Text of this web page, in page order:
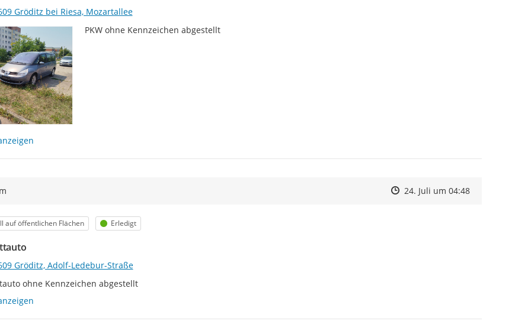
Gröditz bei Riesa, Mozartallee
PKW ohne Kennzeichen abgestellt
Zeitpunkt des Erstellens
Zeitpunkt des Erstellens
24. Juli um 04:48Zur Äußerung
auf öffentlichen Flächen Status
Erledigt
Gröditz, Adolf-Ledebur-Straße
ohne Kennzeichen abgestellt